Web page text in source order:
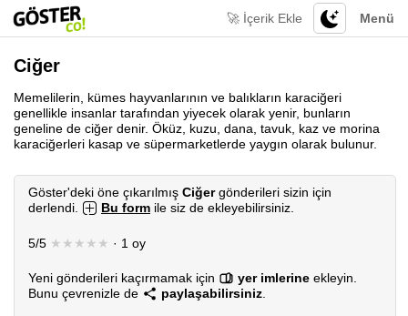
Menü
🚀 İçerik Ekle
Ciğer
Memelilerin, kümes hayvanlarının ve balıkların karaciğeri
genellikle insanlar tarafından yiyecek olarak yenir, bunların
geneline de ciğer denir. Öküz, kuzu, dana, tavuk, kaz ve morina
karaciğerleri kasap ve süpermarketlerde yaygın olarak bulunur.
Göster'deki öne çıkarılmış Ciğergönderileri sizin için
derlendi.
Bu form ile siz de ekleyebilirsiniz.
5/5 ★★★★★ · 1 oy
Yeni gönderileri kaçırmamak için yer imlerine ekleyin.
Bunu çevrenizle de
paylaşabilirsiniz